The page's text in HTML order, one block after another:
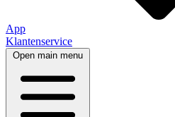
App
Klantenservice
Open main menu